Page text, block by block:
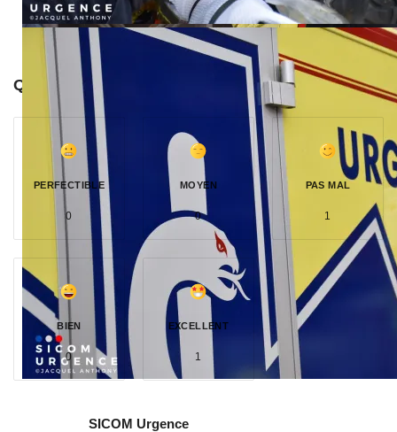
Que pensez-vous de notre article ?
PERFECTIBLE
0
MOYEN
0
PAS MAL
1
BIEN
0
EXCELLENT
1
SICOM Urgence